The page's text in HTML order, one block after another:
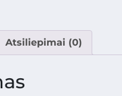
Atsiliepimai (0)